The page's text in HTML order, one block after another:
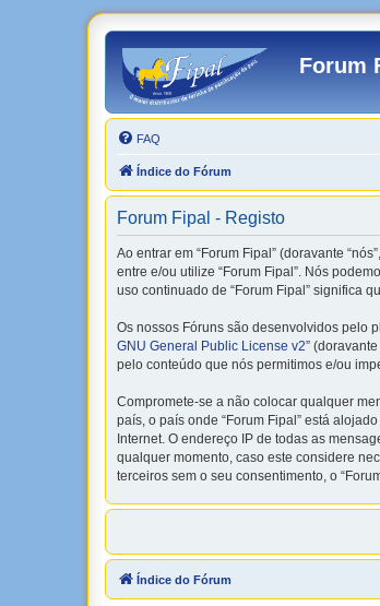
Forum
FAQ
Índice do Fórum
Forum Fipal - Registo
Ao entrar em “Forum Fipal” (doravante
entre e/ou utilize “Forum Fipal”. Nós
uso continuado de “Forum Fipal” significa
Os nossos Fóruns são desenvolvidos pelo
GNU General Public License v2”
pelo conteúdo que nós permitimos e/ou
Compromete-se a não colocar qualquer
país, o país onde “Forum Fipal” está
Internet. O endereço IP de todas as
qualquer momento, caso este considere
terceiros sem o seu consentimento, o
Índice do Fórum